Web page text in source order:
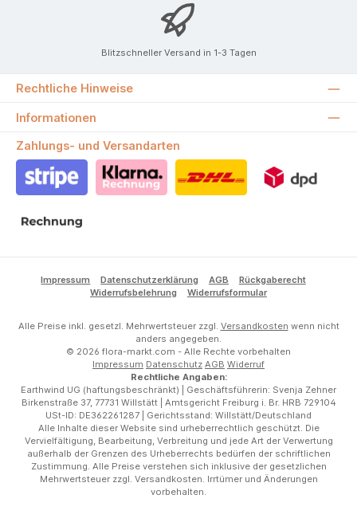
Blitzschneller Versand in 1-3 Tagen
Rechtliche Hinweise
Informationen
Zahlungs- und Versandarten
Impressum Datenschutzerklärung AGB
Rückgaberecht
Widerrufsbelehrung
Widerrufsformular
Alle Preise inkl. gesetzl. Mehrwertsteuer zzgl. Versandkosten wenn nicht
anders angegeben.
© 2026 flora-markt.com - Alle Rechte vorbehalten
Impressum Datenschutz AGB Widerruf
Rechtliche Angaben:
Earthwind UG (haftungsbeschränkt) | Geschäftsführerin: Svenja Zehner
Birkenstraße 37, 77731 Willstätt | Amtsgericht Freiburg i. Br. HRB 729104
USt-ID: DE362261287 | Gerichtsstand: Willstätt/Deutschland
Alle Inhalte dieser Website sind urheberrechtlich geschützt. Die
Vervielfältigung, Bearbeitung, Verbreitung und jede Art der Verwertung
außerhalb der Grenzen des Urheberrechts bedürfen der schriftlichen
Zustimmung. Alle Preise verstehen sich inklusive der gesetzlichen
Mehrwertsteuer zzgl. Versandkosten. Irrtümer und Änderungen
vorbehalten.